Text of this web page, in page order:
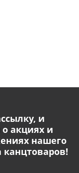
и
акциях и
нашего
канцтоваров!